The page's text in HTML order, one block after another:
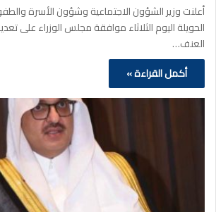
أعلنت وزير الشؤون الاجتماعية وشؤون الأسرة
الحويلة اليوم الثلاثاء موافقة مجلس الوزراء على
العنف…
أكمل القراءة »